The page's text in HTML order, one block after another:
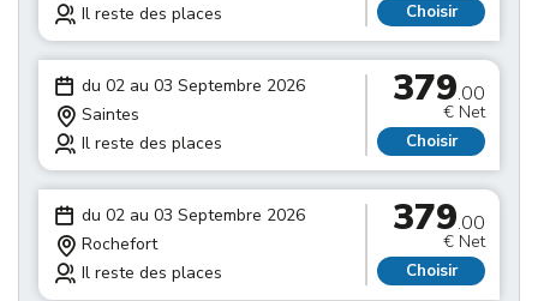
Il reste des places
Choisir
du 02 au 03 Septembre 2026
Saintes
Il reste des places
379.00
€ Net
Choisir
du 02 au 03 Septembre 2026
Rochefort
Il reste des places
379.00
€ Net
Choisir